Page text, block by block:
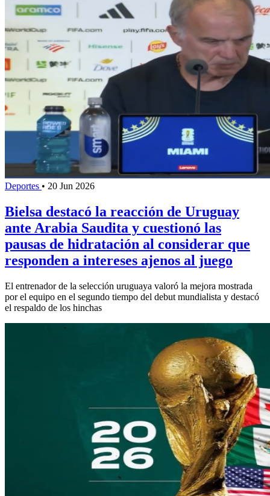
Deportes • 20 Jun 2026
Bielsa destacó la reacción de Uruguay
ante Arabia Saudita y cuestionó las
pausas de hidratación al considerar que
responden a intereses ajenos al juego
El entrenador de la selección uruguaya valoró la mejora mostrada
por el equipo en el segundo tiempo del debut mundialista y destacó
el respaldo de los hinchas